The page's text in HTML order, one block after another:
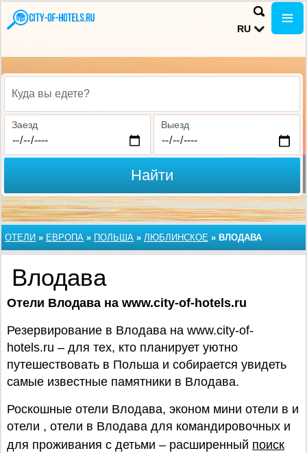
RU
Куда вы едете?
Заезд Выезд
Найти
ОТЕЛИ » ЕВРОПА » ПОЛЬША » ЛЮБЛИНСКОЕ » ВЛОДАВА
Влодава
Отели Влодава на www.city-of-hotels.ru
Резервирование в Влодава на www.city-of-
hotels.ru – для тех, кто планирует уютно
путешествовать в Польша и собирается увидеть
самые известные памятники в Влодава.
Роскошные отели Влодава, эконом мини отели в и
отели , отели в Влодава для командировочных и
для проживания с детьми – расширенный поиск